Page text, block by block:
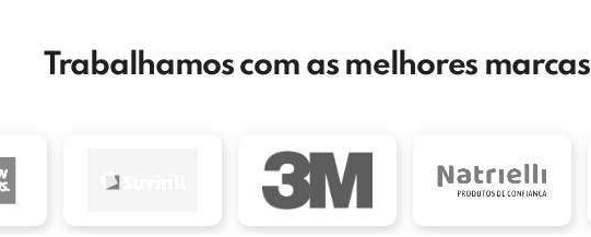
Trabalhamos com as melhores marcas